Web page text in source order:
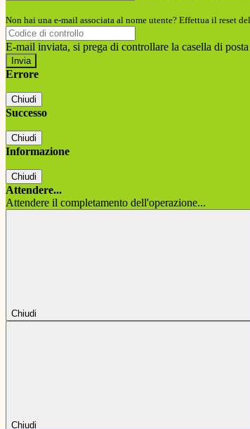
Non hai una e-mail associata al nome utente? Effettua il reset
E-mail inviata, si prega di controllare la casella di
Errore
Chiudi
Successo
Chiudi
Informazione
Chiudi
Attendere...
Attendere il completamento dell'operazione...
Chiudi
Chiudi